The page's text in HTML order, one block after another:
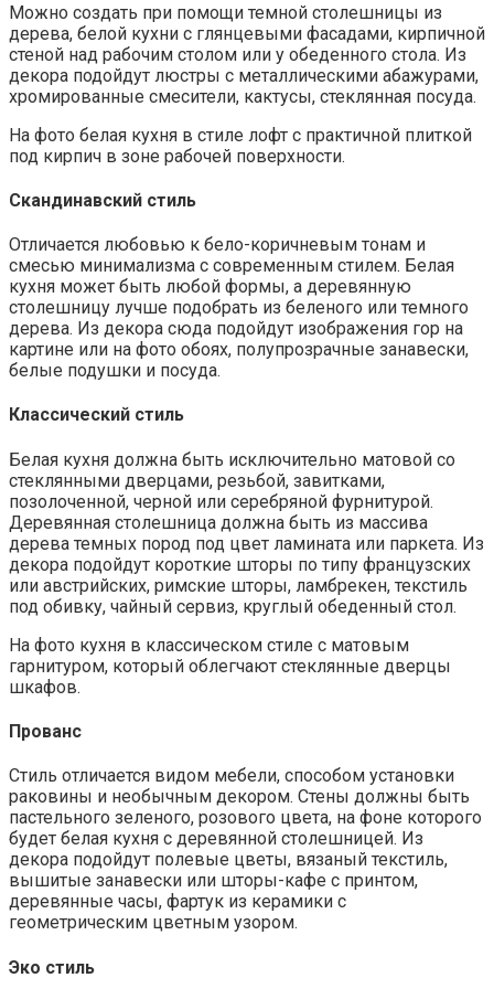
Можно создать при помощи темной столешницы из
дерева, белой кухни с глянцевыми фасадами, кирпичной
стеной над рабочим столом или у обеденного стола. Из
декора подойдут люстры с металлическими абажурами,
хромированные смесители, кактусы, стеклянная посуда.
На фото белая кухня в стиле лофт с практичной плиткой
под кирпич в зоне рабочей поверхности.
Скандинавский стиль
Отличается любовью к бело-коричневым тонам и
смесью минимализма с современным стилем. Белая
кухня может быть любой формы, а деревянную
столешницу лучше подобрать из беленого или темного
дерева. Из декора сюда подойдут изображения гор на
картине или на фото обоях, полупрозрачные занавески,
белые подушки и посуда.
Классический стиль
Белая кухня должна быть исключительно матовой со
стеклянными дверцами, резьбой, завитками,
позолоченной, черной или серебряной фурнитурой.
Деревянная столешница должна быть из массива
дерева темных пород под цвет ламината или паркета. Из
декора подойдут короткие шторы по типу французских
или австрийских, римские шторы, ламбрекен, текстиль
под обивку, чайный сервиз, круглый обеденный стол.
На фото кухня в классическом стиле с матовым
гарнитуром, который облегчают стеклянные дверцы
шкафов.
Прованс
Стиль отличается видом мебели, способом установки
раковины и необычным декором. Стены должны быть
пастельного зеленого, розового цвета, на фоне которого
будет белая кухня с деревянной столешницей. Из
декора подойдут полевые цветы, вязаный текстиль,
вышитые занавески или шторы-кафе с принтом,
деревянные часы, фартук из керамики с
геометрическим цветным узором.
Эко стиль